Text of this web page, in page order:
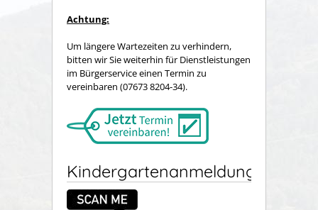
Achtung:
Um längere Wartezeiten zu verhindern,
bitten wir Sie weiterhin für Dienstleistungen
im Bürgerservice einen Termin zu
vereinbaren (07673 8204-34).
Kindergartenanmeldung